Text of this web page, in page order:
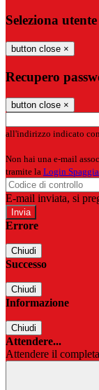
Seleziona utente
button close ×
Recupero
button close ×
all'indirizzo indicato
Non hai una e-mail
tramite la Login
E-mail inviata, si
Errore
Chiudi
Successo
Chiudi
Informazione
Chiudi
Attendere...
Attendere il